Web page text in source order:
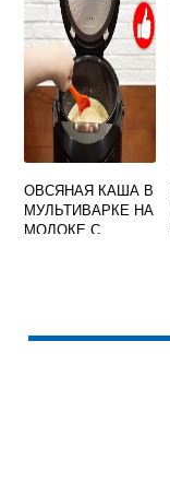
РЕЦЕПТЫ
ОВСЯНАЯ КАША В
МУЛЬТИВАРКЕ НА
МОЛОКЕ С